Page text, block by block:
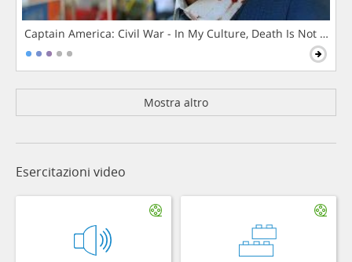
Captain America: Civil War - In My Culture, Death Is Not The
Mostra altro
Esercitazioni video